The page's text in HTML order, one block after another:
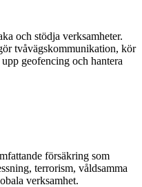
och stödja verksamheter.
tvåvägskommunikation, kör
geofencing och hantera
försäkring som
terrorism, våldsamma
verksamhet.